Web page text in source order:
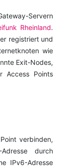
Servern
Rheinland.
registriert und
wie
Exit-Nodes,
Access Points
verbinden,
durch
IPv6-Adresse